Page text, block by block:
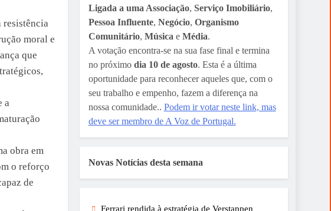
resistência
moral e
que
a
obra em
o reforço
de
Ligada a uma Associação, Serviço Imobiliário,
Pessoa Influente, Negócio, Organismo
Comunitário, Música e Média.
A votação encontra-se na sua fase final e termina
no próximo dia 10 de agosto. Esta é a última
oportunidade para reconhecer aqueles que, com o
seu trabalho e empenho, fazem a diferença na
nossa comunidade.. Podem ir votar neste link, mas
deve ser membro de A Voz de Portugal.
Novas Notícias desta semana
Ferrari rendida à estratégia de Verstappen